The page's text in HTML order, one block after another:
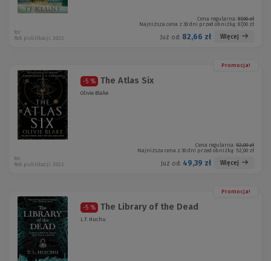
Cena regularna: 87,00 zł
Najniższa cena z 30 dni przed obniżką: 87,00 zł
Już od: 82,66 zł Więcej
tor
Rok publikacji: 2022
Promocja!
-5 % The Atlas Six
Olivie Blake
Cena regularna: 52,00 zł
Najniższa cena z 30 dni przed obniżką: 52,00 zł
Już od: 49,39 zł Więcej
tor
Rok publikacji: 2022
Promocja!
-5 % The Library of the Dead
L.T. Huchu